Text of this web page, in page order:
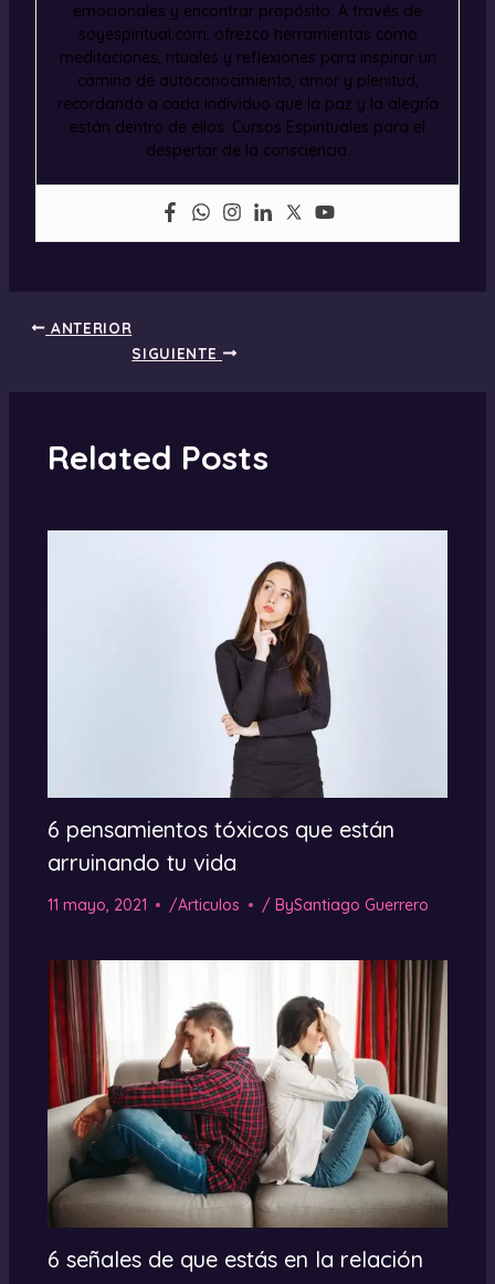
emocionales y encontrar propósito. A través de
soyespiritual.com, ofrezco herramientas como
meditaciones, rituales y reflexiones para inspirar un
camino de autoconocimiento, amor y plenitud,
recordando a cada individuo que la paz y la alegría
están dentro de ellos. Cursos Espirituales para el
despertar de la consciencia.
ANTERIOR
SIGUIENTE
Related Posts
6 pensamientos tóxicos que están
arruinando tu vida
11 mayo, 2021 /Articulos / BySantiago Guerrero
6 señales de que estás en la relación